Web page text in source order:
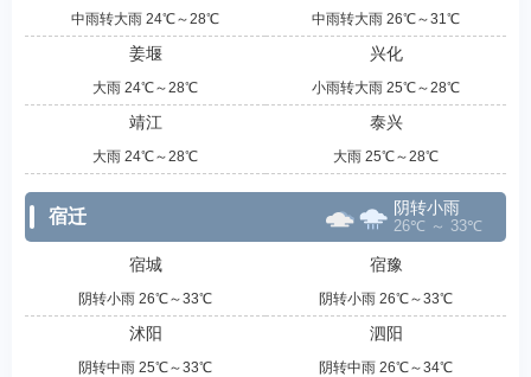
中雨转大雨 24℃～28℃ 中雨转大雨 26℃～31℃
姜堰
大雨 24℃～28℃
兴化
小雨转大雨 25℃～28℃
靖江
大雨 24℃～28℃
泰兴
大雨 25℃～28℃
宿迁 阴转小雨
26℃ ～ 33℃
宿城
阴转小雨 26℃～33℃
宿豫
阴转小雨 26℃～33℃
沭阳
阴转中雨 25℃～33℃
泗阳
阴转中雨 26℃～34℃